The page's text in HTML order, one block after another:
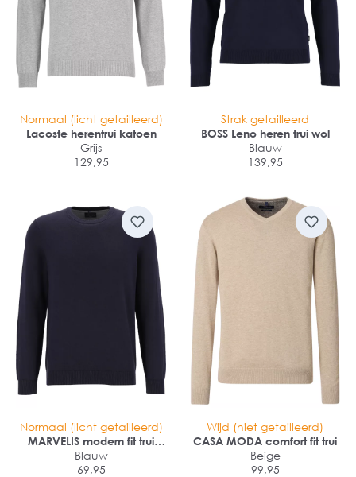
Normaal (licht getailleerd)
Lacoste herentrui katoen
Grijs
129,95
Strak getailleerd
BOSS Leno heren trui wol
Blauw
139,95
Normaal (licht getailleerd)
MARVELIS modern fit trui
katoen
Blauw
69,95
Wijd (niet getailleerd)
CASA MODA comfort fit trui
Beige
99,95